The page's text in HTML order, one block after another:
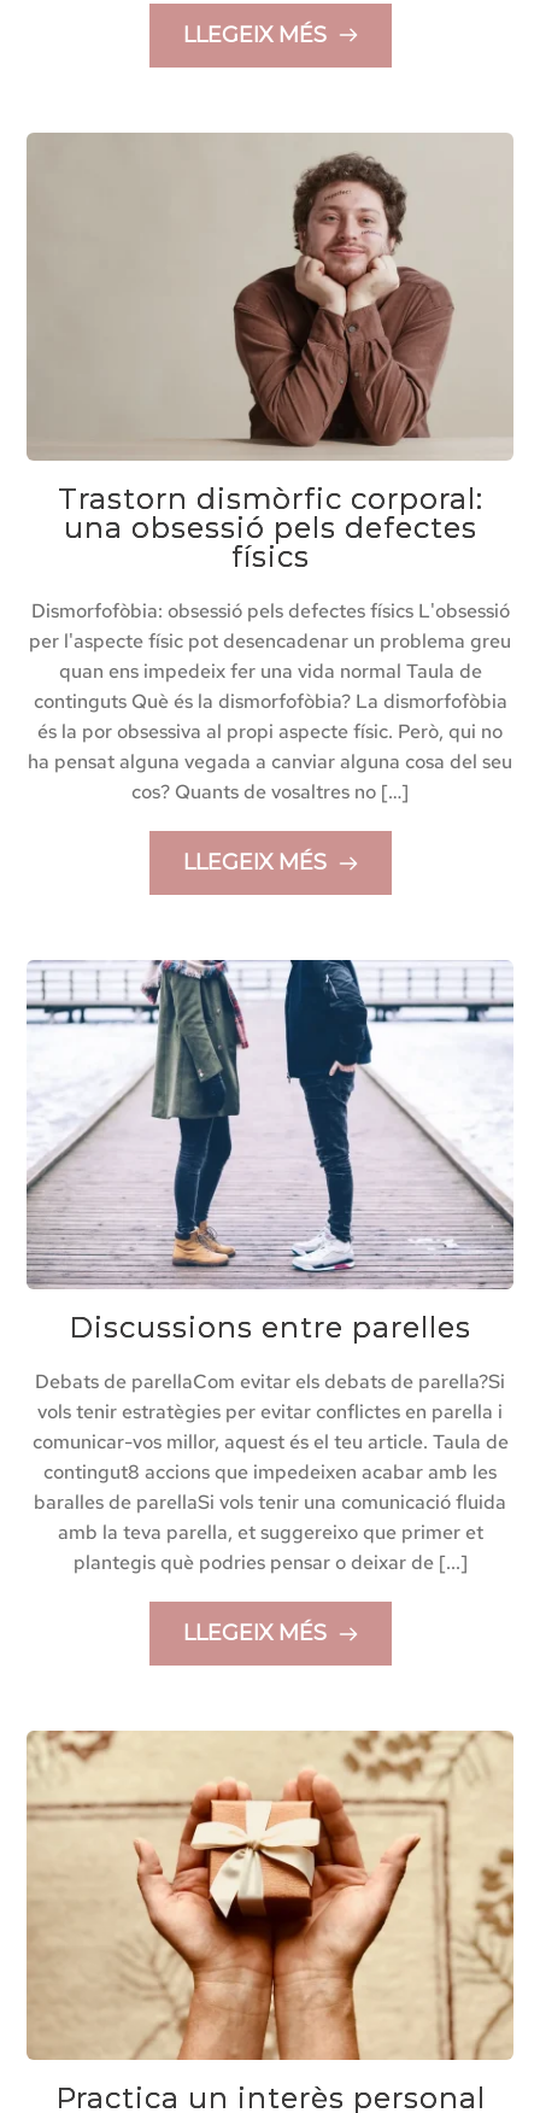
LLEGEIX MÉS
Trastorn dismòrfic corporal:
una obsessió pels defectes
físics
Dismorfofòbia: obsessió pels defectes físics L'obsessió
per l'aspecte físic pot desencadenar un problema greu
quan ens impedeix fer una vida normal Taula de
continguts Què és la dismorfofòbia? La dismorfofòbia
és la por obsessiva al propi aspecte físic. Però, qui no
ha pensat alguna vegada a canviar alguna cosa del seu
cos? Quants de vosaltres no […]
LLEGEIX MÉS
Discussions entre parelles
Debats de parellaCom evitar els debats de parella?Si
vols tenir estratègies per evitar conflictes en parella i
comunicar-vos millor, aquest és el teu article. Taula de
contingut8 accions que impedeixen acabar amb les
baralles de parellaSi vols tenir una comunicació fluida
amb la teva parella, et suggereixo que primer et
plantegis què podries pensar o deixar de [...]
LLEGEIX MÉS
Practica un interès personal